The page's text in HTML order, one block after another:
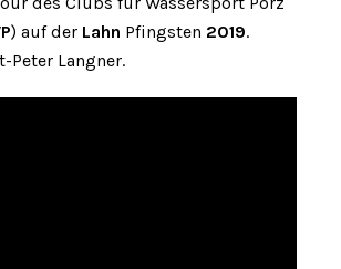
) auf der Lahn Pfingsten 2019.
Peter Langner.